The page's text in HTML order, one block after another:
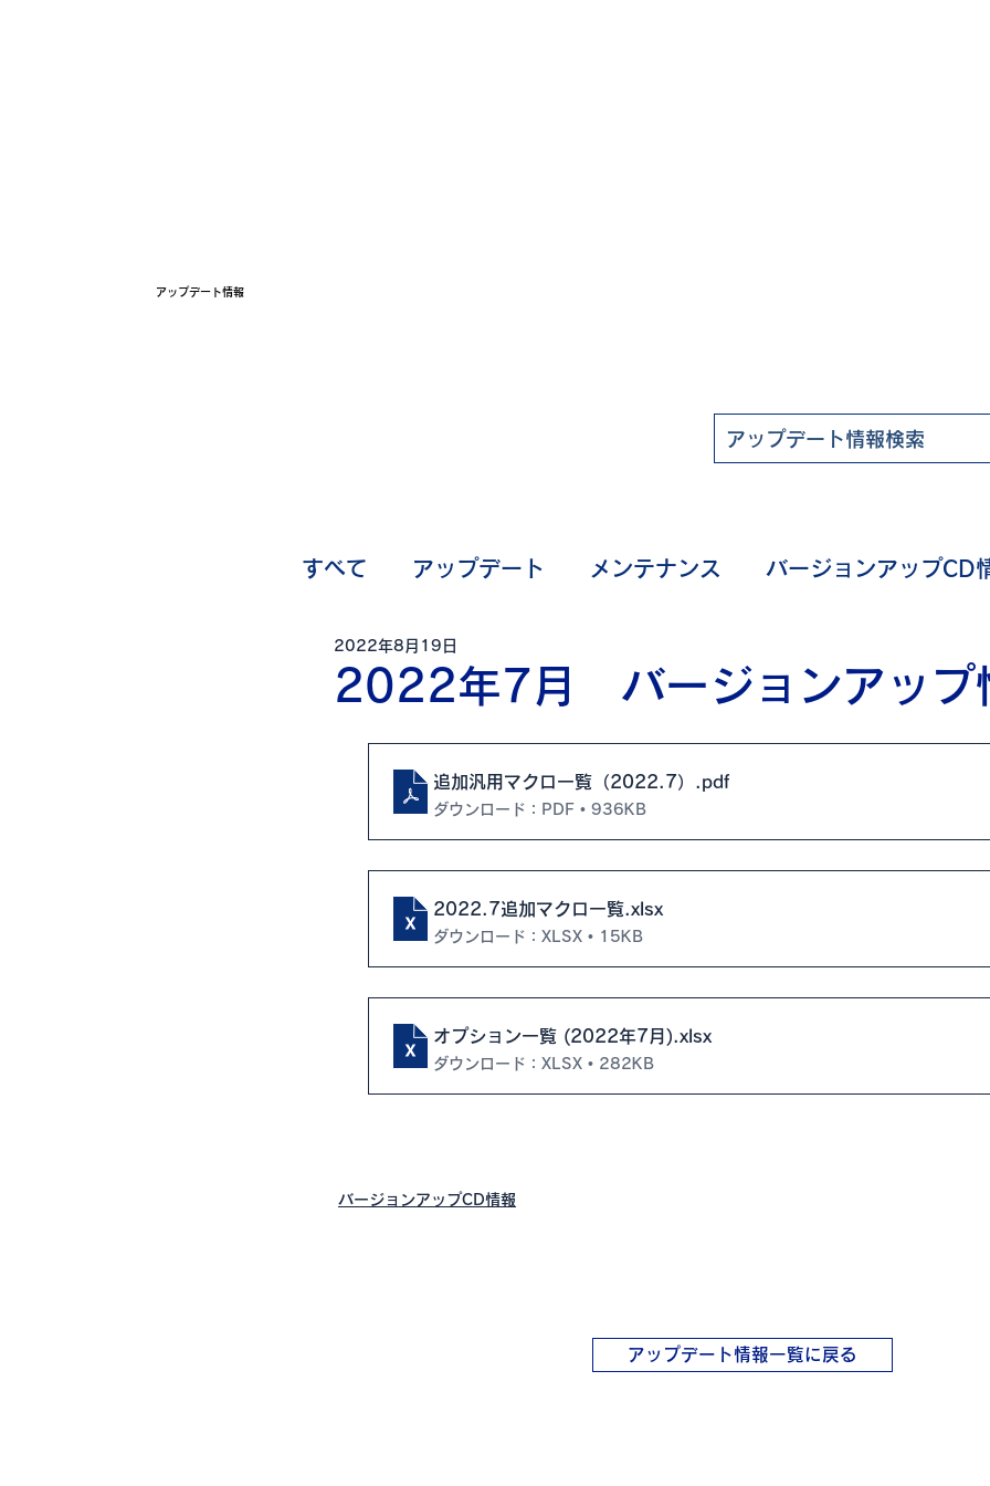
アップデート情報
アップデート情報一覧に戻る
すべて アップデート メンテナンス バージョンアップCD
オプション一覧
2022年7月 バージョンアップ
2022年8月19日
追加汎用マクロ一覧（2022.7） .pdf
ダウンロード：PDF • 936KB
2022.7追加マクロ一覧.xlsx
ダウンロード：XLSX • 15KB
オプション一覧 (2022年7月).xlsx
ダウンロード：XLSX • 282KB
バージョンアップCD情報